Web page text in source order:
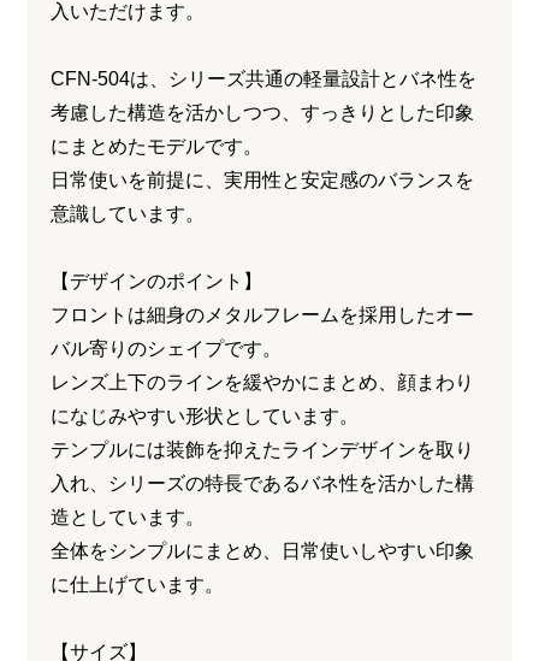
入いただけます。
CFN-504は、シリーズ共通の軽量設計とバネ性を
考慮した構造を活かしつつ、すっきりとした印象
にまとめたモデルです。
日常使いを前提に、実用性と安定感のバランスを
意識しています。
【デザインのポイント】
フロントは細身のメタルフレームを採用したオー
バル寄りのシェイプです。
レンズ上下のラインを緩やかにまとめ、顔まわり
になじみやすい形状としています。
テンプルには装飾を抑えたラインデザインを取り
入れ、シリーズの特長であるバネ性を活かした構
造としています。
全体をシンプルにまとめ、日常使いしやすい印象
に仕上げています。
【サイズ】